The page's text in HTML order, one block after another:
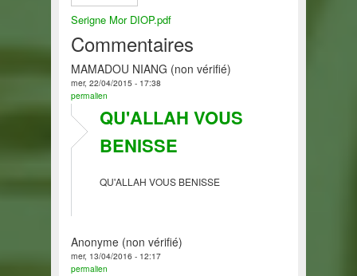
Serigne Mor DIOP.pdf
Commentaires
MAMADOU NIANG (non vérifié)
mer, 22/04/2015 - 17:38
permalien
QU'ALLAH VOUS
BENISSE
QU'ALLAH VOUS BENISSE
Anonyme (non vérifié)
mer, 13/04/2016 - 12:17
permalien